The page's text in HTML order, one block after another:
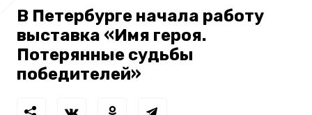
В Петербурге начала работу
выставка «Имя героя.
Потерянные судьбы
победителей»